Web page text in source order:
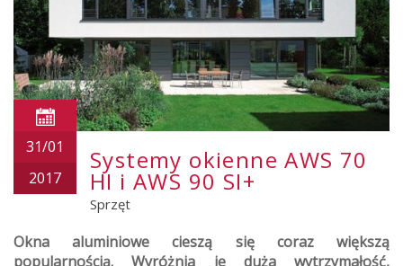
31/01
2017
Systemy okienne AWS 70
HI i AWS 90 SI+
Sprzęt
Okna aluminiowe cieszą się coraz większą
popularnością. Wyróżnia je duża wytrzymałość,